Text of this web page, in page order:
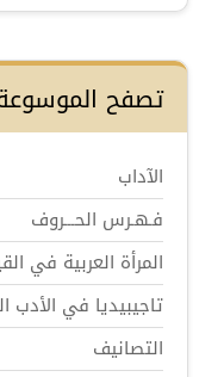
تصفح
الآداب
فـهـرس الحـــروف
المرأة العربية في
تاجيبيديا في الأدب
التصانيف